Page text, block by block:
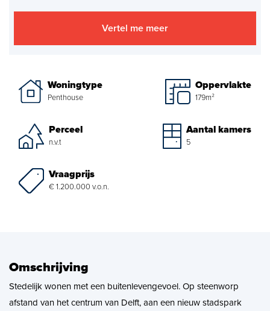
Energielabel
Ons Team
Klantbeoordelingen
Contact
Vertel me meer
Woningtype
Penthouse
Oppervlakte
179m²
Perceel
n.v.t
Aantal kamers
5
Vraagprijs
€ 1.200.000 v.o.n.
Omschrijving
Stedelijk wonen met een buitenlevengevoel. Op steenworp
afstand van het centrum van Delft, aan een nieuw stadspark